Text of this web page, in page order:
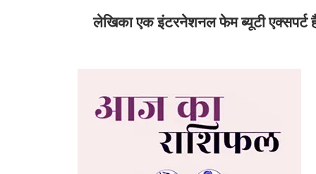
लेखिका एक इंटरनेशनल फेम ब्यूटी एक्सपर्ट